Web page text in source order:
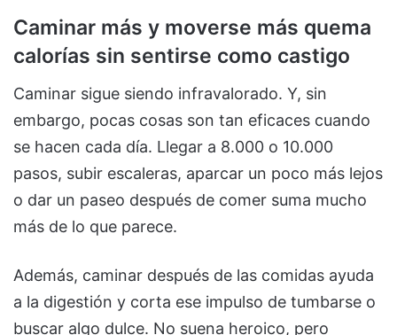
Caminar más y moverse más quema
calorías sin sentirse como castigo
Caminar sigue siendo infravalorado. Y, sin
embargo, pocas cosas son tan eficaces cuando
se hacen cada día. Llegar a 8.000 o 10.000
pasos, subir escaleras, aparcar un poco más lejos
o dar un paseo después de comer suma mucho
más de lo que parece.
Además, caminar después de las comidas ayuda
a la digestión y corta ese impulso de tumbarse o
buscar algo dulce. No suena heroico, pero